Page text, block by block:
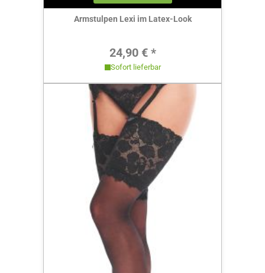
Armstulpen Lexi im Latex-Look
Regulärer Preis:
24,90 € *
Sofort lieferbar